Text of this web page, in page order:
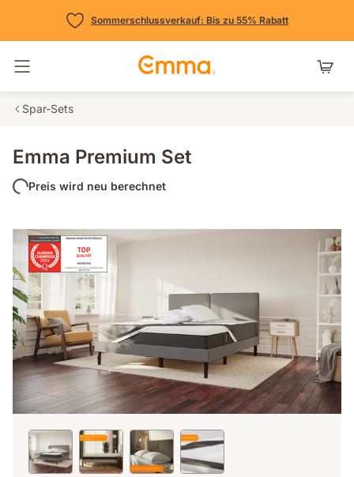
Sommerschlussverkauf: Bis zu 55% Rabatt
Navigation umschalten
Spar-Sets
Emma Premium Set
Preis wird neu berechnet